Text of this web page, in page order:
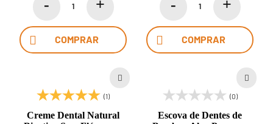
COMPRAR COMPRAR
(1)
Creme Dental Natural
(0)
Escova de Dentes de